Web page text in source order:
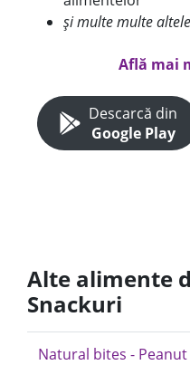
și multe multe
Află mai
Descarcă din
Google Play
Alte alimente
Snackuri
Natural bites -